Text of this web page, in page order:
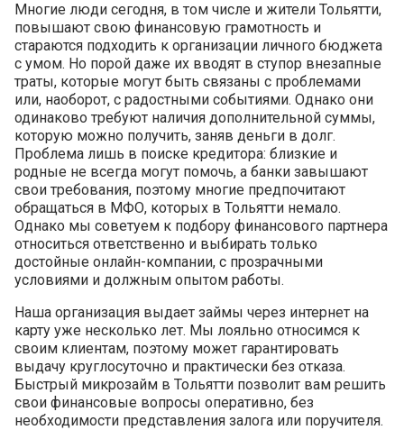
Многие люди сегодня, в том числе и жители Тольятти,
повышают свою финансовую грамотность и
стараются подходить к организации личного бюджета
с умом. Но порой даже их вводят в ступор внезапные
траты, которые могут быть связаны с проблемами
или, наоборот, с радостными событиями. Однако они
одинаково требуют наличия дополнительной суммы,
которую можно получить, заняв деньги в долг.
Проблема лишь в поиске кредитора: близкие и
родные не всегда могут помочь, а банки завышают
свои требования, поэтому многие предпочитают
обращаться в МФО, которых в Тольятти немало.
Однако мы советуем к подбору финансового партнера
относиться ответственно и выбирать только
достойные онлайн-компании, с прозрачными
условиями и должным опытом работы.
Наша организация выдает займы через интернет на
карту уже несколько лет. Мы лояльно относимся к
своим клиентам, поэтому может гарантировать
выдачу круглосуточно и практически без отказа.
Быстрый микрозайм в Тольятти позволит вам решить
свои финансовые вопросы оперативно, без
необходимости представления залога или поручителя.